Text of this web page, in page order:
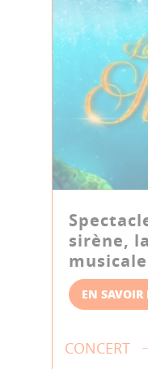
sirène,
musicale
EN SAVOIR
CONCERT